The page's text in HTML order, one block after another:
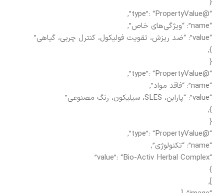
“@type”: “PropertyValue”,
“name”: “ویژگی‌های خاص”,
“value”: “ضد ریزش، تقویت فولیکول، کنترل چربی، گیاهی”
},
{
“@type”: “PropertyValue”,
“name”: “فاقد مواد”,
“value”: “پارابن، SLES، سیلیکون، رنگ مصنوعی”
},
{
“@type”: “PropertyValue”,
“name”: “تکنولوژی”,
“value”: “Bio-Activ Herbal Complex”
}
],